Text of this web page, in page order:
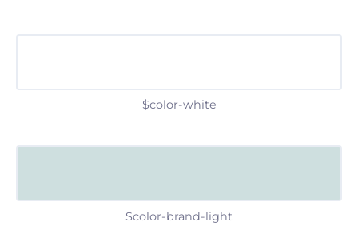
$color-white
$color-brand-light